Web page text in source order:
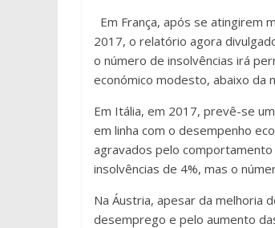
Em França, após se atingirem
2017, o relatório agora
o número de insolvências irá
económico modesto, abaixo da
Em Itália, em 2017, prevê-se
em linha com o desempenho
agravados pelo
insolvências de 4%, mas o
Na Áustria, apesar da melhoria
desemprego e pelo aumento